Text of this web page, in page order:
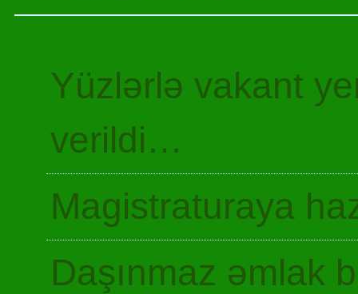
Yüzlərlə vakant
verildi…
Magistraturaya
Daşınmaz əmlak